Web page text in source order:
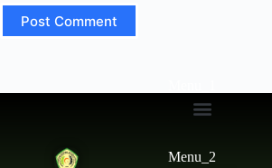
Post Comment
Menu_2